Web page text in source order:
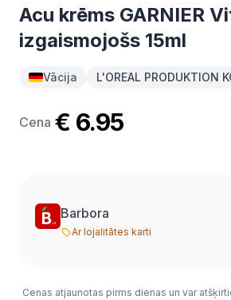
Acu krēms GARNIER
izgaismojošs 15ml
Vācija L'OREAL PRODUKTION
Cena € 6.95
Barbora
Ar lojalitātes karti
Cenas atjaunotas pirms dienas un var